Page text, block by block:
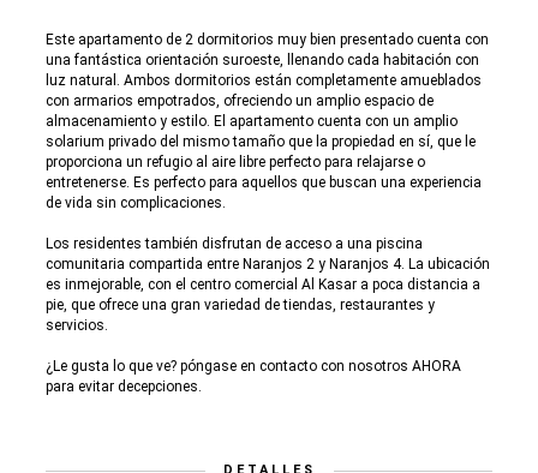
Este apartamento de 2 dormitorios muy bien presentado cuenta con
una fantástica orientación suroeste, llenando cada habitación con
luz natural. Ambos dormitorios están completamente amueblados
con armarios empotrados, ofreciendo un amplio espacio de
almacenamiento y estilo. El apartamento cuenta con un amplio
solarium privado del mismo tamaño que la propiedad en sí, que le
proporciona un refugio al aire libre perfecto para relajarse o
entretenerse. Es perfecto para aquellos que buscan una experiencia
de vida sin complicaciones.
Los residentes también disfrutan de acceso a una piscina
comunitaria compartida entre Naranjos 2 y Naranjos 4. La ubicación
es inmejorable, con el centro comercial Al Kasar a poca distancia a
pie, que ofrece una gran variedad de tiendas, restaurantes y
servicios.
¿Le gusta lo que ve? póngase en contacto con nosotros AHORA
para evitar decepciones.